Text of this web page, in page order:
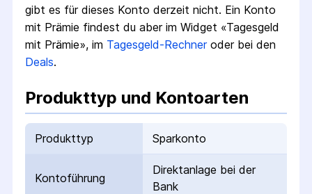
gibt es für dieses Konto derzeit nicht. Ein Konto
mit Prämie findest du aber im Widget «Tagesgeld
mit Prämie», im Tagesgeld-Rechneroder bei den
Deals.
Produkttyp und Kontoarten
Produkttyp Sparkonto
Kontoführung
Direktanlage bei der
Bank